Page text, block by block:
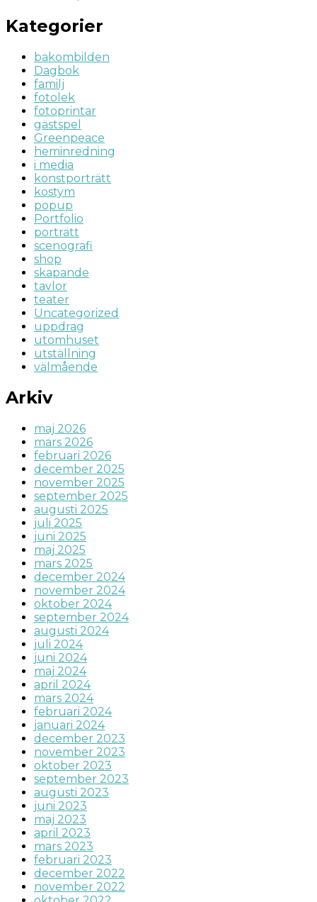
Kategorier
bakombilden
Dagbok
familj
fotolek
fotoprintar
gästspel
Greenpeace
heminredning
i media
konstporträtt
kostym
popup
Portfolio
porträtt
scenografi
shop
skapande
tavlor
teater
Uncategorized
uppdrag
utomhuset
utställning
välmående
Arkiv
maj 2026
mars 2026
februari 2026
december 2025
november 2025
september 2025
augusti 2025
juli 2025
juni 2025
maj 2025
mars 2025
december 2024
november 2024
oktober 2024
september 2024
augusti 2024
juli 2024
juni 2024
maj 2024
april 2024
mars 2024
februari 2024
januari 2024
december 2023
november 2023
oktober 2023
september 2023
augusti 2023
juni 2023
maj 2023
april 2023
mars 2023
februari 2023
december 2022
november 2022